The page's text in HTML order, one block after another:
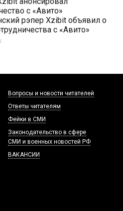
с «Авито»
рэпер Xzibit объявил о
с «Авито»
Вопросы и новости читателей
Ответы читателям
Фейки в СМИ
Законодательство в сфере
СМИ и военных новостей РФ
ВАКАНСИИ